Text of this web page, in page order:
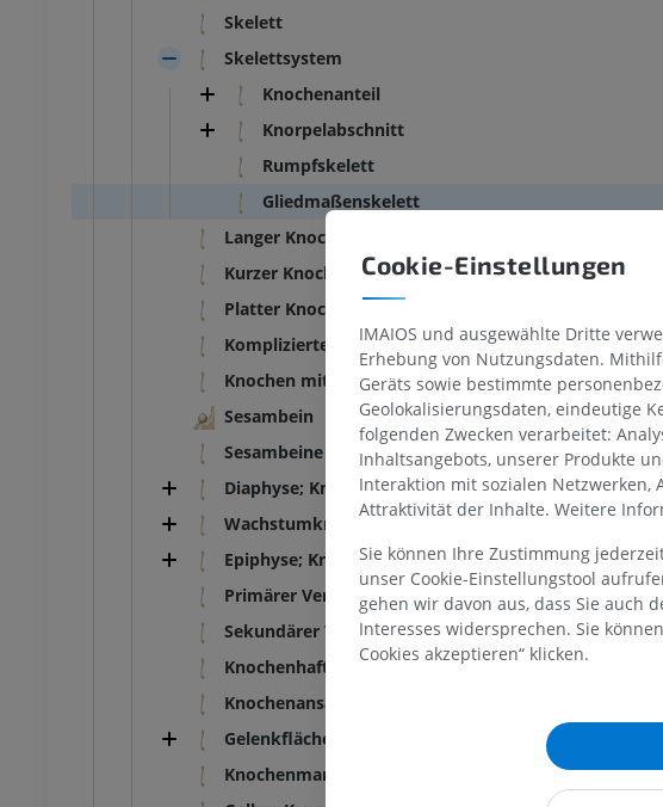
Skelett
Skelettsystem
Knochenanteil
Knorpelabschnitt
Rumpfskelett
Gliedmaßenskelett
Langer Knochen
Kurzer Knochen
Platter Knochen
Komplizierter Knochen
Knochen mit lufthaltigen Zellen
Sesambein
Sesambeine
Diaphyse; Knochenmittelstück
Wachstumknorpel
Epiphyse; Knochenendstück
Primärer Verknöcherungszentrum
Sekundärer Verknöcherungszentrum
Knochenhaft
Knochenansätze
Gelenkfläche
Knochenmarkhöhle
Abbildungen
KOSTENLOS
Rind - Osteologie
Abbildungen
PREMIUM
Pferd
CT
Pferd
Pferd
Cookie-Einstellungen
IMAIOS und ausgewählte Dritte
Erhebung von Nutzungsdaten.
Geräts sowie bestimmte
Geolokalisierungsdaten, eindeutige
folgenden Zwecken verarbeitet:
Inhaltsangebots, unserer Produkte
Interaktion mit sozialen Netzwerken,
Attraktivität der Inhalte. Weitere
Sie können Ihre Zustimmung
unser Cookie-Einstellungstool
gehen wir davon aus, dass Sie auch
Interesses widersprechen. Sie
Cookies akzeptieren“ klicken.